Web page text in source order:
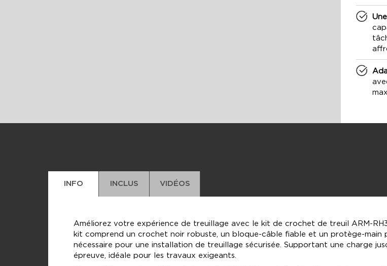
INFO INCLUS VIDÉOS
Améliorez votre expérience de treuillage avec le kit de crochet de treuil ARM-
kit comprend un crochet noir robuste, un bloque-câble fiable et un protège-main
nécessaire pour une installation de treuillage sécurisée. Supportant une charge
épreuve, idéale pour les travaux exigeants.